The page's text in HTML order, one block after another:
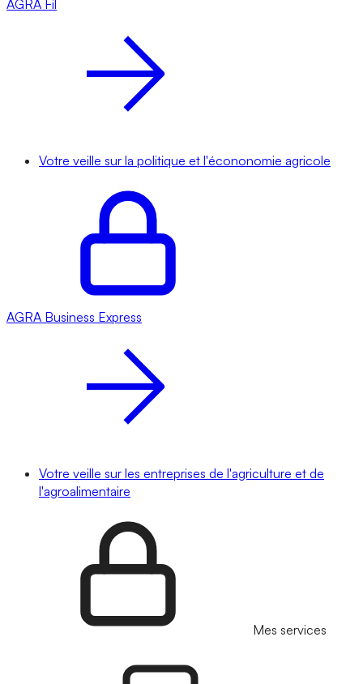
AGRA Fil
Votre veille sur la politique et l'écononomie agricole
AGRA Business Express
Votre veille sur les entreprises de l'agriculture et de
l'agroalimentaire
Mes services